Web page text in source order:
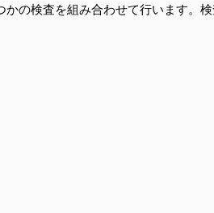
の検査を組み合わせて行います。